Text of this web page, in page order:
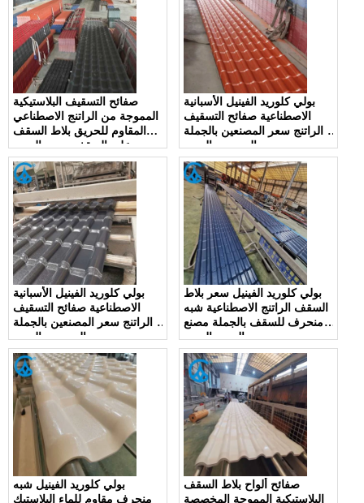
صفائح التسقيف البلاستيكية
المموجة من الراتنج الاصطناعي
المقاوم للحريق بلاط السقف
على السقف بسعر الصين
بولي كلوريد الفينيل الأسبانية
الاصطناعية صفائح التسقيف
الراتنج سعر المصنعين بالجملة
الموردين الصين
بولي كلوريد الفينيل الأسبانية
الاصطناعية صفائح التسقيف
الراتنج سعر المصنعين بالجملة
الموردين الصين
بولي كلوريد الفينيل سعر بلاط
السقف الراتنج الاصطناعية شبه
منحرف للسقف بالجملة مصنع
المورد الصين
بولي كلوريد الفينيل شبه
منحرف مقاوم للماء البلاستيك
صفائح ألواح بلاط السقف
البلاستيكية المموجة المخصصة